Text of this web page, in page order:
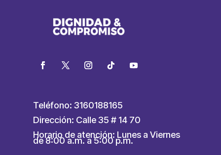
Teléfono: 3160188165
Dirección: Calle 35 # 14 70
Horario de atención: Lunes a Viernes
de 8:00 a.m. a 5:00 p.m.